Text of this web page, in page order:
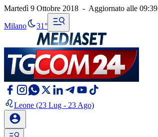
Martedì 9 Ottobre 2018 - Aggiornato alle 09:39
Milano 31°
Leone (23 Lug - 23 Ago)